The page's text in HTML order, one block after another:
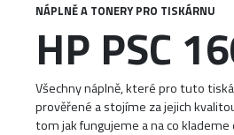
NÁPLNĚ A TONERY PRO TISKÁRNU
HP PSC
Všechny náplně, které pro tuto
prověřené a stojíme za jejich
tom jak fungujeme a na co